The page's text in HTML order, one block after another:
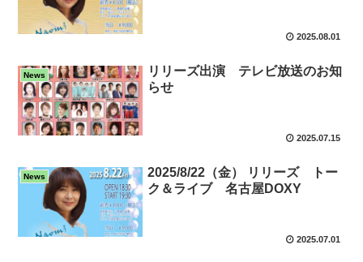
2025.08.01
News
リリーズ出演 テレビ放送のお知
らせ
2025.07.15
News
2025/8/22（金） リリーズ トー
ク＆ライブ 名古屋DOXY
2025.07.01